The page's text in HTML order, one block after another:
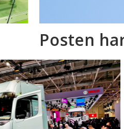
Posten